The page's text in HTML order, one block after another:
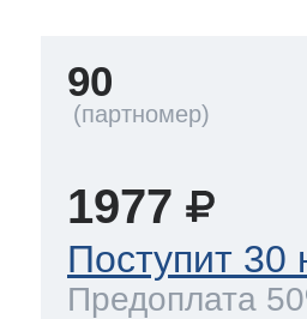
90
1977
Поступит 30
Предоплата